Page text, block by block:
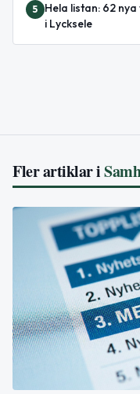
5
Hela listan: 62
i Lycksele
Fler artiklar i